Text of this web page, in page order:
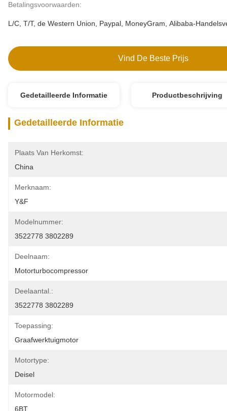
Betalingsvoorwaarden:
L/C, T/T, de Western Union, Paypal, MoneyGram, Alibaba-
Vind De Beste Prijs
Gedetailleerde Informatie Productbeschrijving
Gedetailleerde Informatie
Plaats Van Herkomst:
China
Merknaam:
Y&F
Modelnummer:
3522778 3802289
Deelnaam:
Motorturbocompressor
Deelaantal.:
3522778 3802289
Toepassing:
Graafwerktuigmotor
Motortype:
Deisel
Motormodel:
6BT